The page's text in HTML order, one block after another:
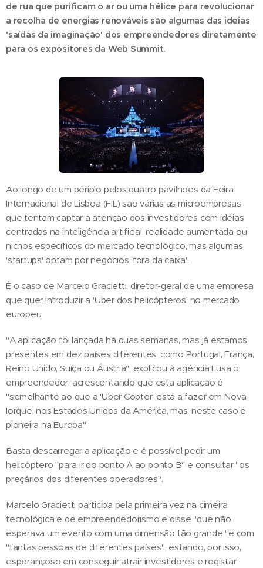
de rua que purificam o ar ou uma hélice para revolucionar
a recolha de energias renováveis são algumas das ideias
'saídas da imaginação' dos empreendedores diretamente
para os expositores da Web Summit.
Ao longo de um périplo pelos quatro pavilhões da Feira
Internacional de Lisboa (FIL) são várias as microempresas
que tentam captar a atenção dos investidores com ideias
centradas na inteligência artificial, realidade aumentada ou
nichos específicos do mercado tecnológico, mas algumas
'startups' optam por negócios 'fora da caixa'.
É o caso de Marcelo Gracietti, diretor-geral de uma empresa
que quer introduzir a 'Uber dos helicópteros' no mercado
europeu.
"A aplicação foi lançada há duas semanas, mas já estamos
presentes em dez países diferentes, como Portugal, França,
Reino Unido, Suíça ou Áustria", explicou à agência Lusa o
empreendedor, acrescentando que esta aplicação é
"semelhante ao que a 'Uber Copter' está a fazer em Nova
Iorque, nos Estados Unidos da América, mas, neste caso é
pioneira na Europa".
Basta descarregar a aplicação e é possível pedir um
helicóptero "para ir do ponto A ao ponto B" e consultar "os
preçários dos diferentes operadores".
Marcelo Gracietti participa pela primeira vez na cimeira
tecnológica e de empreendedorismo e disse "que não
esperava um evento com uma dimensão tão grande" e com
"tantas pessoas de diferentes países", estando, por isso,
esperançoso em conseguir atrair investidores e registar